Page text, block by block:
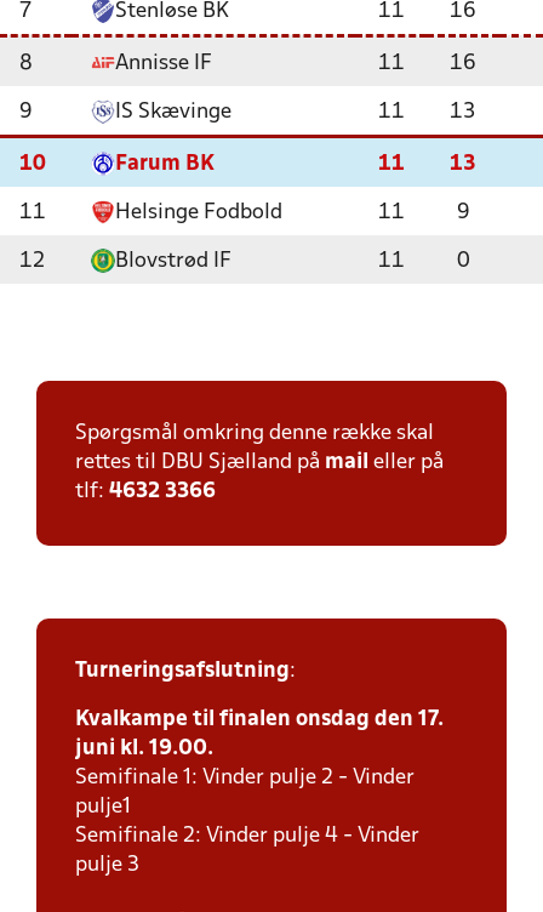
7 Stenløse BK 11 16
8 Annisse IF 11 16
9 IS Skævinge 11 13
10 Farum BK 11 13
11 Helsinge Fodbold 11 9
12 Blovstrød IF 11 0
Spørgsmål omkring denne række skal
rettes til DBU Sjælland på mail eller på
tlf: 4632 3366
Turneringsafslutning:
Kvalkampe til finalen onsdag den 17.
juni kl. 19.00.
Semifinale 1: Vinder pulje 2 - Vinder
pulje1
Semifinale 2: Vinder pulje 4 - Vinder
pulje 3